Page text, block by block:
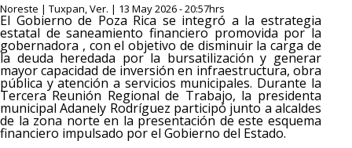
Noreste | Tuxpan, Ver. | 13 May 2026 - 20:57hrs
El Gobierno de Poza Rica se integró a la estrategia
estatal de saneamiento financiero promovida por la
gobernadora , con el objetivo de disminuir la carga de
la deuda heredada por la bursatilización y generar
mayor capacidad de inversión en infraestructura, obra
pública y atención a servicios municipales. Durante la
Tercera Reunión Regional de Trabajo, la presidenta
municipal Adanely Rodríguez participó junto a alcaldes
de la zona norte en la presentación de este esquema
financiero impulsado por el Gobierno del Estado.